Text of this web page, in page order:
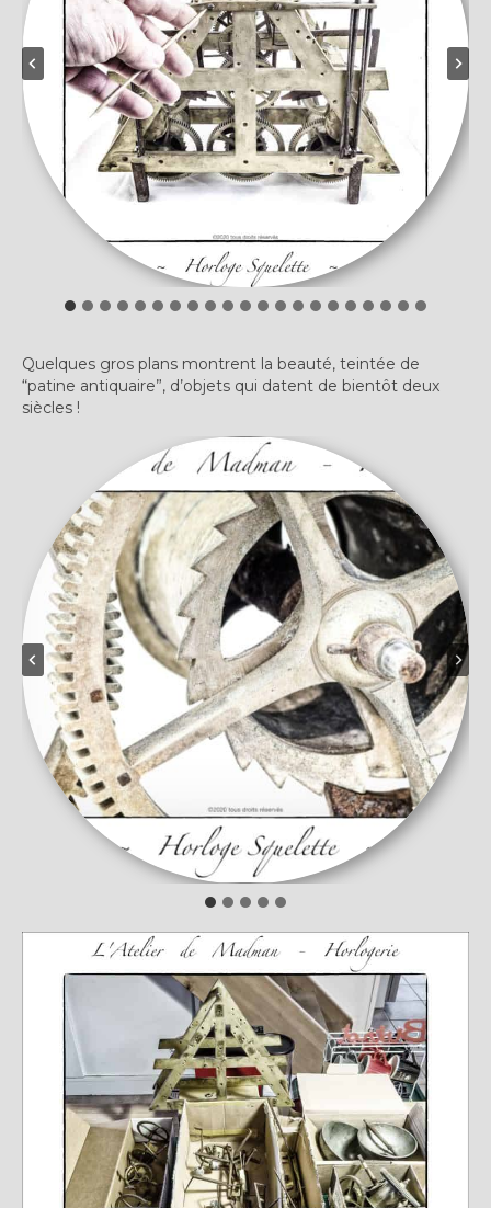
Quelques gros plans montrent la beauté, teintée de
“patine antiquaire”, d’objets qui datent de bientôt deux
siècles !